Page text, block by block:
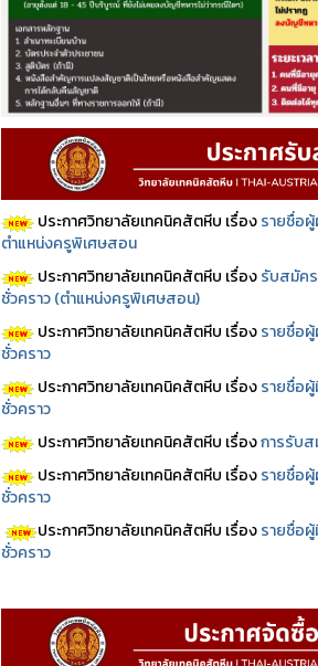
ประกาศวิทยาลัยเทคนิคสัตหีบ เรื่องรายชื่อ
ตำแหน่งครูพิเศษสอน
ประกาศวิทยาลัยเทคนิคสัตหีบ เรื่องรับสมัค
ชั่วคราว (ตำแหน่งครูพิเศษสอน)
ประกาศวิทยาลัยเทคนิคสัตหีบ เรื่องรายชื่อ
ชั่วคราว
ประกาศวิทยาลัยเทคนิคสัตหีบ เรื่องรายชื่อ
ชั่วคราว
ประกาศวิทยาลัยเทคนิคสัตหีบ เรื่องการรับส
ประกาศวิทยาลัยเทคนิคสัตหีบ เรื่องรายชื่อ
ชั่วคราว
ประกาศวิทยาลัยเทคนิคสัตหีบ เรื่องรายชื่อ
ชั่วคราว